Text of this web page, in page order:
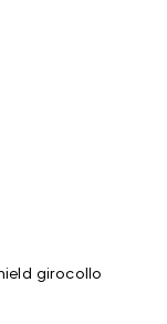
girocollo